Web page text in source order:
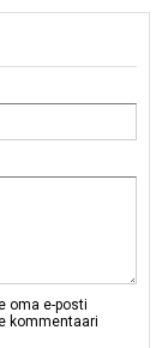
oma e-posti
kommentaari